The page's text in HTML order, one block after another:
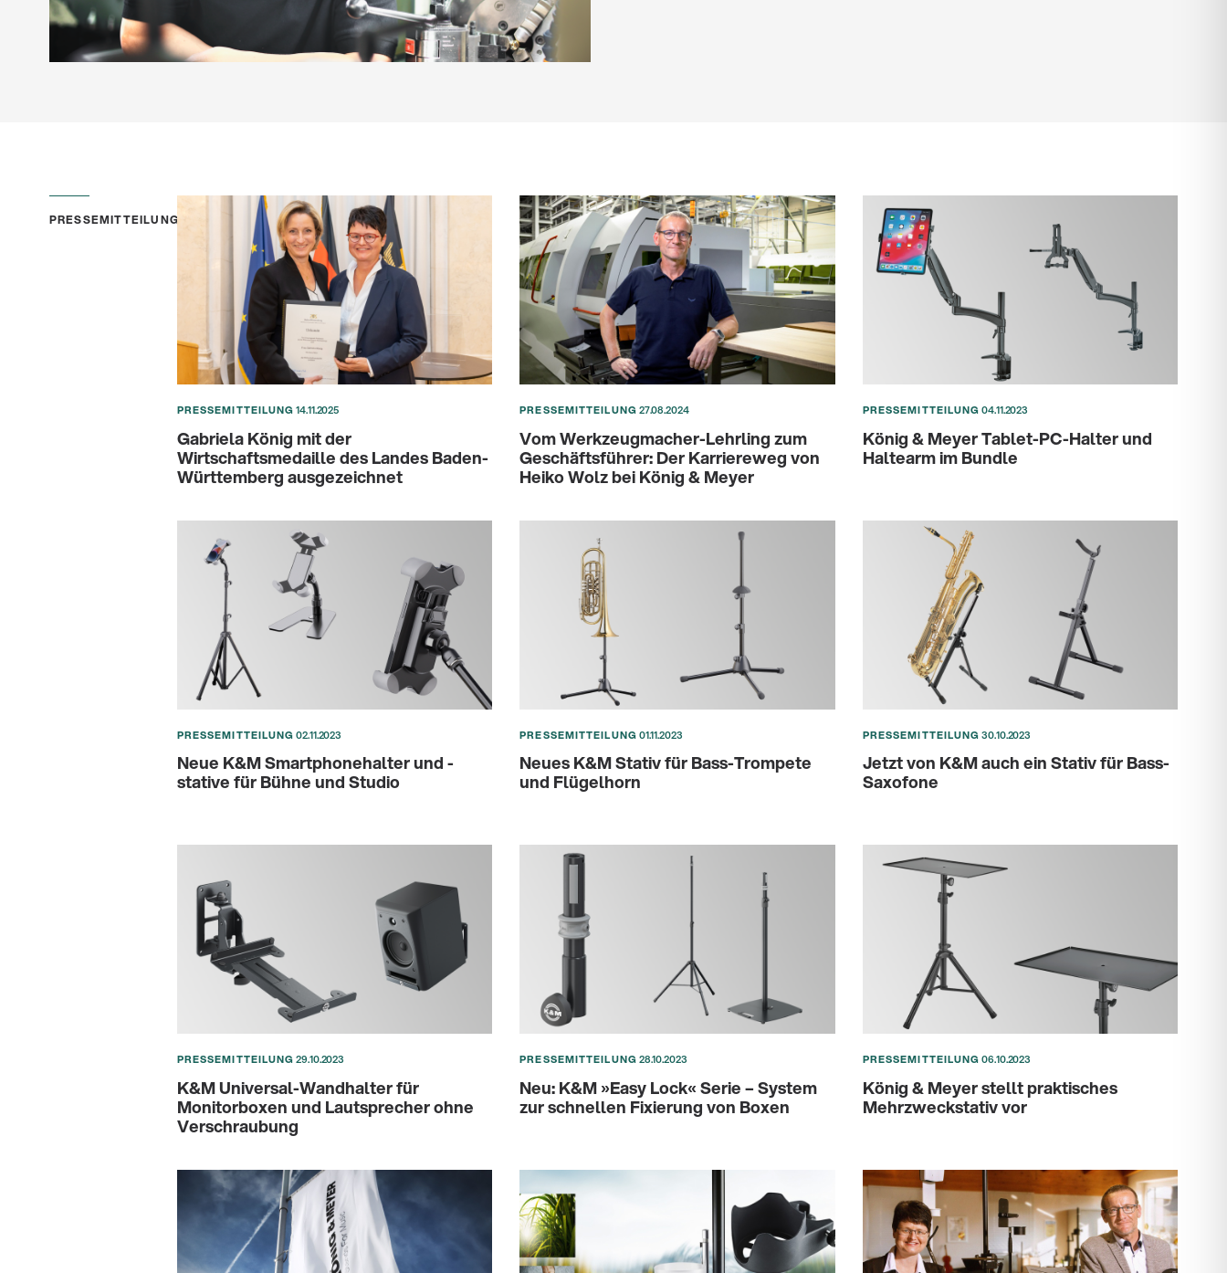
PRESSEMITTEILUNG
PRESSEMITTEILUNG14.11.2025
Gabriela König mit der
Wirtschaftsmedaille des Landes Baden-
Württemberg ausgezeichnet
PRESSEMITTEILUNG27.08.2024
Vom Werkzeugmacher-Lehrling zum
Geschäftsführer: Der Karriereweg von
Heiko Wolz bei König & Meyer
PRESSEMITTEILUNG04.11.2023
König & Meyer Tablet-PC-Halter und
Haltearm im Bundle
PRESSEMITTEILUNG02.11.2023
Neue K&M Smartphonehalter und -
stative für Bühne und Studio
PRESSEMITTEILUNG01.11.2023
Neues K&M Stativ für Bass-Trompete
und Flügelhorn
PRESSEMITTEILUNG30.10.2023
Jetzt von K&M auch ein Stativ für Bass-
Saxofone
PRESSEMITTEILUNG29.10.2023
K&M Universal-Wandhalter für
Monitorboxen und Lautsprecher ohne
Verschraubung
PRESSEMITTEILUNG28.10.2023
Neu: K&M »Easy Lock« Serie – System
zur schnellen Fixierung von Boxen
PRESSEMITTEILUNG06.10.2023
König & Meyer stellt praktisches
Mehrzweckstativ vor